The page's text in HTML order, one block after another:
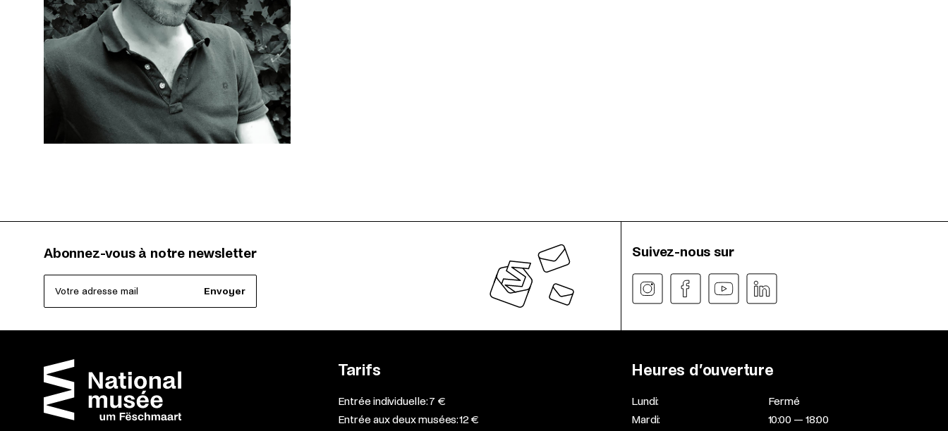
Abonnez-vous à notre newsletter
Votre adresse mail Envoyer
Suivez-nous sur
Tarifs
Entrée individuelle: 7 €
Entrée aux deux musées: 12 €
Heures d’ouverture
Lundi:
Fermé
Mardi:
10:00 — 18:00